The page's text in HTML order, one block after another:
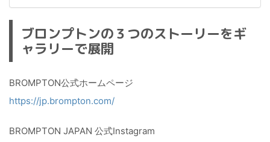
ブロンプトンの３つのストーリーをギ
ャラリーで展開
BROMPTON公式ホームページ
https://jp.brompton.com/
BROMPTON JAPAN 公式Instagram